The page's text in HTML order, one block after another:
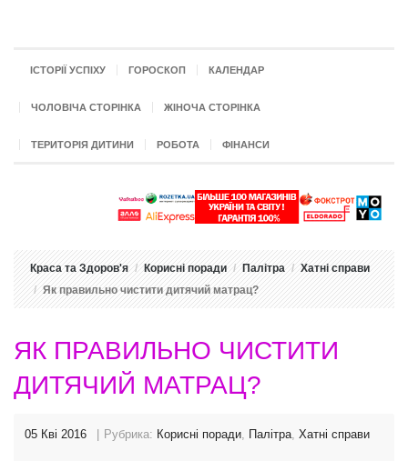
ІСТОРІЇ УСПІХУ ГОРОСКОП КАЛЕНДАР
ЧОЛОВІЧА СТОРІНКА ЖІНОЧА СТОРІНКА
ТЕРИТОРІЯ ДИТИНИ РОБОТА ФІНАНСИ
Краса та Здоров'я Корисні поради Палітра
Хатні справи
Як правильно чистити дитячий матрац?
ЯК ПРАВИЛЬНО ЧИСТИТИ
ДИТЯЧИЙ МАТРАЦ?
05 Кві 2016 Рубрика: Корисні поради, Палітра, Хатні справи